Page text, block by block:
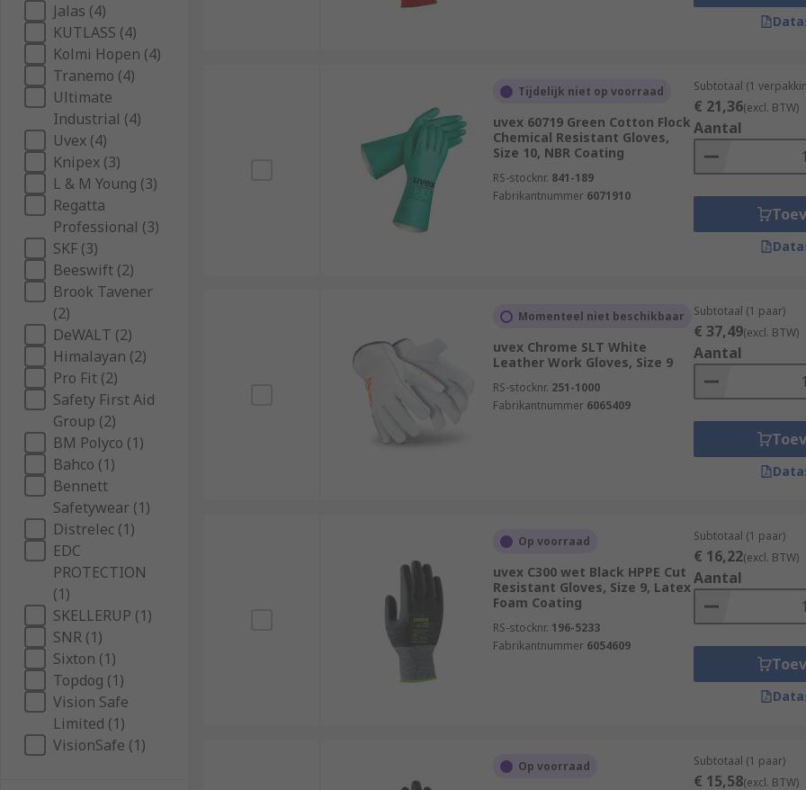
Jalas (4)
KUTLASS (4)
Kolmi Hopen (4)
Tranemo (4)
Ultimate
Industrial (4)
Uvex (4)
Knipex (3)
L & M Young (3)
Regatta
Professional (3)
SKF (3)
Beeswift (2)
Brook Tavener
(2)
DeWALT (2)
Himalayan (2)
Pro Fit (2)
Safety First Aid
Group (2)
BM Polyco (1)
Bahco (1)
Bennett
Safetywear (1)
Distrelec (1)
EDC
PROTECTION
(1)
SKELLERUP (1)
SNR (1)
Sixton (1)
Topdog (1)
Vision Safe
Limited (1)
VisionSafe (1)
Tijdelijk niet op voorraad
uvex 60719 Green Cotton Flock
Chemical Resistant Gloves,
Size 10, NBR Coating
RS-stocknr. 841-189
Fabrikantnummer 6071910
Subtotaal (1
€ 21,36(excl. BTW)
Aantal
Momenteel niet beschikbaar
uvex Chrome SLT White
Leather Work Gloves, Size 9
RS-stocknr. 251-1000
Fabrikantnummer 6065409
Subtotaal (1 paar)
€ 37,49(excl. BTW)
Aantal
Op voorraad
uvex C300 wet Black HPPE Cut
Resistant Gloves, Size 9, Latex
Foam Coating
RS-stocknr. 196-5233
Fabrikantnummer 6054609
Subtotaal (1 paar)
€ 16,22(excl. BTW)
Aantal
Op voorraad Subtotaal (1 paar)
€ 15,58(excl. BTW)